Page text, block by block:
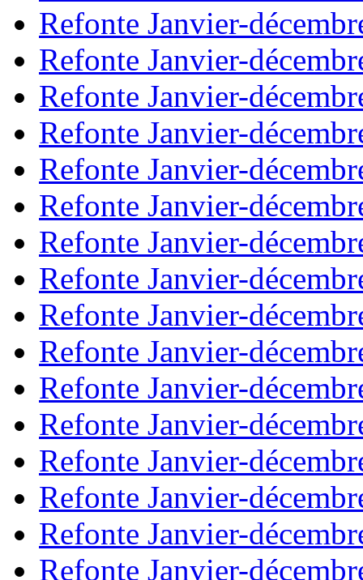
Refonte Janvier-
Refonte Janvier-
Refonte Janvier-
Refonte Janvier-
Refonte Janvier-
Refonte Janvier-
Refonte Janvier-
Refonte Janvier-
Refonte Janvier-
Refonte Janvier-
Refonte Janvier-
Refonte Janvier-
Refonte Janvier-
Refonte Janvier-
Refonte Janvier-
Refonte Janvier-